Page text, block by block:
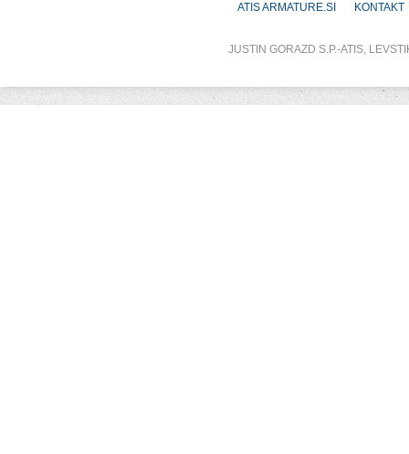
ATIS ARMATURE.SI KONTAKT
JUSTIN GORAZD S.P.-ATIS,